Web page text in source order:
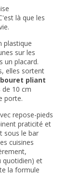
là que les
plastique
sur les
un placard.
elles sortent
pliant
de 10 cm
porte.
repose-pieds
praticité et
sous le bar
cuisines
quotidien) et
la formule